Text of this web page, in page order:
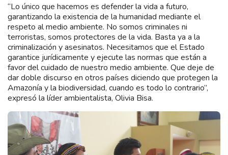
“Lo único que hacemos es defender la vida a futuro,
garantizando la existencia de la humanidad mediante el
respeto al medio ambiente. No somos criminales ni
terroristas, somos protectores de la vida. Basta ya a la
criminalización y asesinatos. Necesitamos que el Estado
garantice jurídicamente y ejecute las normas que están a
favor del cuidado de nuestro medio ambiente. Que deje de
dar doble discurso en otros países diciendo que protegen la
Amazonía y la biodiversidad, cuando es todo lo contrario”,
expresó la líder ambientalista, Olivia Bisa.